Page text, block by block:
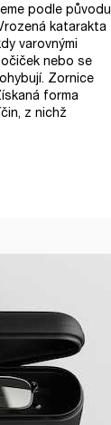
podle původu
katarakta
varovnými
nebo se
Zornice
forma
z nichž